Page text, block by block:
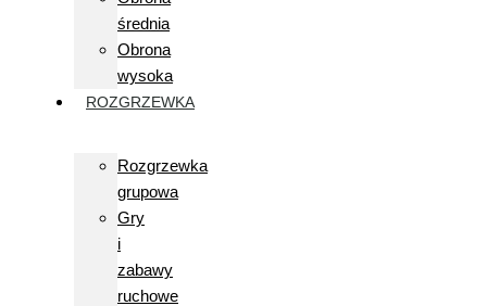
średnia
Obrona
wysoka
ROZGRZEWKA
Rozgrzewka
grupowa
Gry
i
zabawy
ruchowe